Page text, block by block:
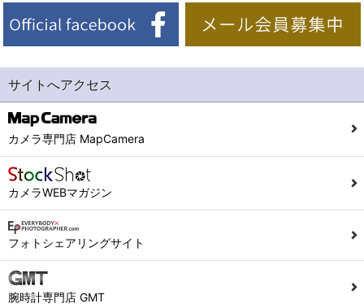
サイトへアクセス
カメラ専門店 MapCamera
カメラWEBマガジン
フォトシェアリングサイト
腕時計専門店 GMT